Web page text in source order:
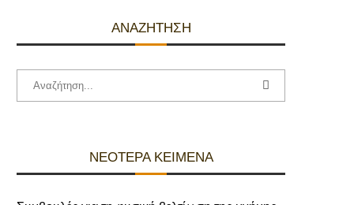
ΑΝΑΖΉΤΗΣΗ
ΝΕΌΤΕΡΑ ΚΕΊΜΕΝΑ